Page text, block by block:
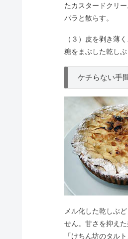
たカスタードクリ
パラと散らす。
（３）皮を剥き薄
糖をまぶした乾し
ケチらない手
メル化した乾しぶ
せん。甘さを抑え
「けちん坊のタル